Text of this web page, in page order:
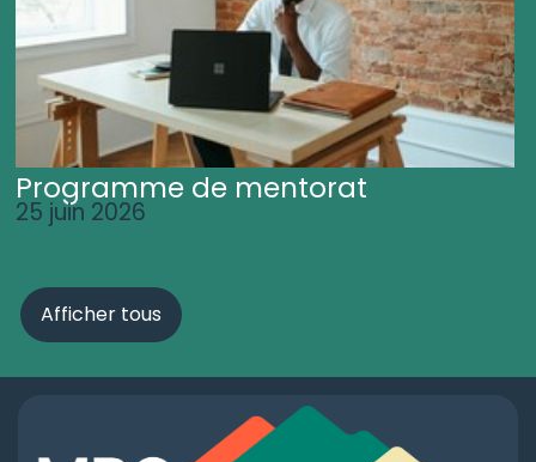
Programme de mentorat
25 juin 2026
Afficher tous